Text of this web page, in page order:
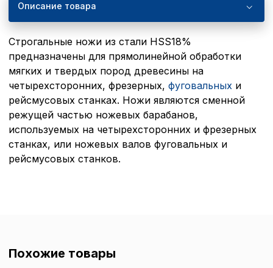
Описание товара
Строгальные ножи из стали HSS18%
предназначены для прямолинейной обработки
мягких и твердых пород древесины на
четырехсторонних, фрезерных, фуговальных и
рейсмусовых станках. Ножи являются сменной
режущей частью ножевых барабанов,
используемых на четырехсторонних и фрезерных
станках, или ножевых валов фуговальных и
рейсмусовых станков.
Похожие товары